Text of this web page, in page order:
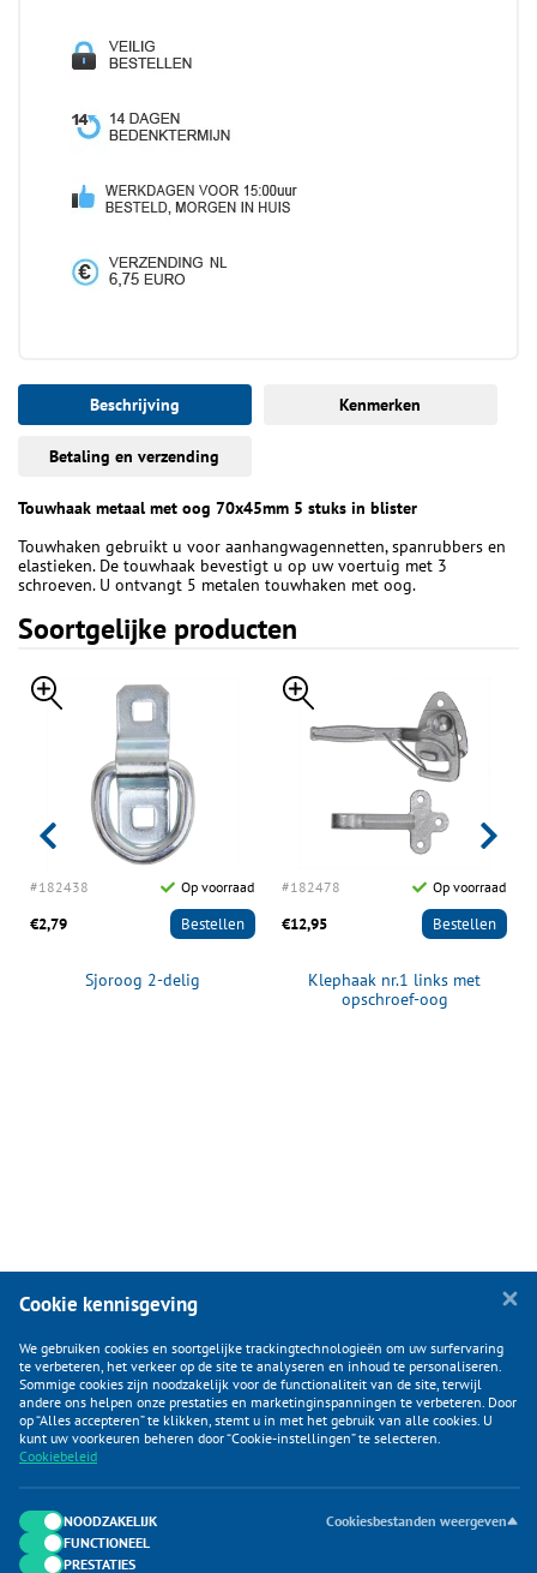
Beschrijving Kenmerken
Betaling en verzending
Touwhaak metaal met oog 70x45mm 5 stuks in blister
Touwhaken gebruikt u voor aanhangwagennetten, spanrubbers en
elastieken. De touwhaak bevestigt u op uw voertuig met 3
schroeven. U ontvangt 5 metalen touwhaken met oog.
Soortgelijke producten
#182438 Op voorraad
€2,79 Bestellen
Sjoroog 2-delig
#182478 Op voorraad
€12,95 Bestellen
Klephaak nr.1 links met
opschroef-oog
KLANTENSERVICE
CATEGORIEËN
DUIJVELAAR E-COMMERCE
CONTACTEN
Cookie kennisgeving
We gebruiken cookies en soortgelijke trackingtechnologieën om uw surfervaring
te verbeteren, het verkeer op de site te analyseren en inhoud te personaliseren.
Sommige cookies zijn noodzakelijk voor de functionaliteit van de site, terwijl
andere ons helpen onze prestaties en marketinginspanningen te verbeteren. Door
op “Alles accepteren” te klikken, stemt u in met het gebruik van alle cookies. U
kunt uw voorkeuren beheren door “Cookie-instellingen” te selecteren.
Cookiebeleid
NOODZAKELIJK
Cookiesbestanden weergeven
FUNCTIONEEL
PRESTATIES